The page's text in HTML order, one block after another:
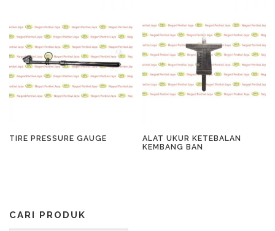
TIRE PRESSURE GAUGE
ALAT UKUR KETEBALAN
KEMBANG BAN
CARI PRODUK